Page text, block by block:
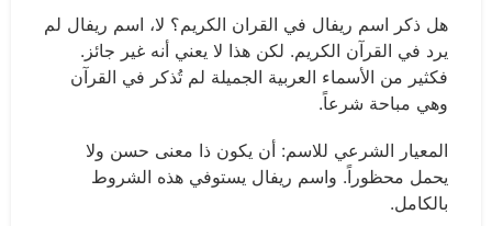
هل ذكر اسم ريفال في القران الكريم؟ لا، اسم ريفال لم
يرد في القرآن الكريم. لكن هذا لا يعني أنه غير جائز.
فكثير من الأسماء العربية الجميلة لم تُذكر في القرآن
وهي مباحة شرعاً.
المعيار الشرعي للاسم: أن يكون ذا معنى حسن ولا
يحمل محظوراً. واسم ريفال يستوفي هذه الشروط
بالكامل.